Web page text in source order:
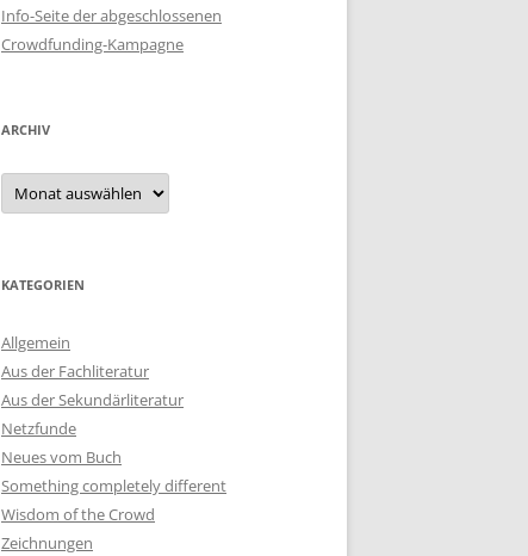
Info-Seite der abgeschlossenen
Crowdfunding-Kampagne
ARCHIV
Archiv
KATEGORIEN
Allgemein
Aus der Fachliteratur
Aus der Sekundärliteratur
Netzfunde
Neues vom Buch
Something completely different
Wisdom of the Crowd
Zeichnungen